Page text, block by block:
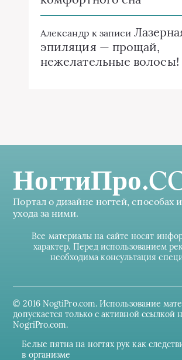
Александр к записи
эпиляция — прощай,
нежелательные волосы!
Портал о дизайне ногтей, способах
ухода за ними.
Все материалы на сайте носят
характер. Перед использованием
необходима консультация
© 2016 NogtiPro.com. Использование
допускается только с активной ссылкой
NogriPro.com.
Белые пятна на ногтях рук как
в организме